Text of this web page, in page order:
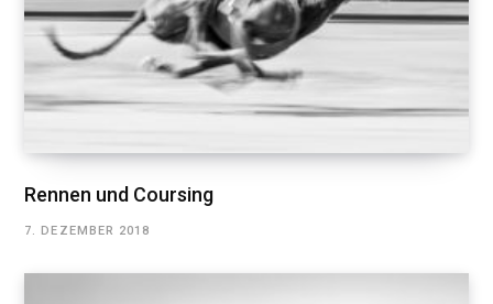
Rennen und Coursing
7. DEZEMBER 2018